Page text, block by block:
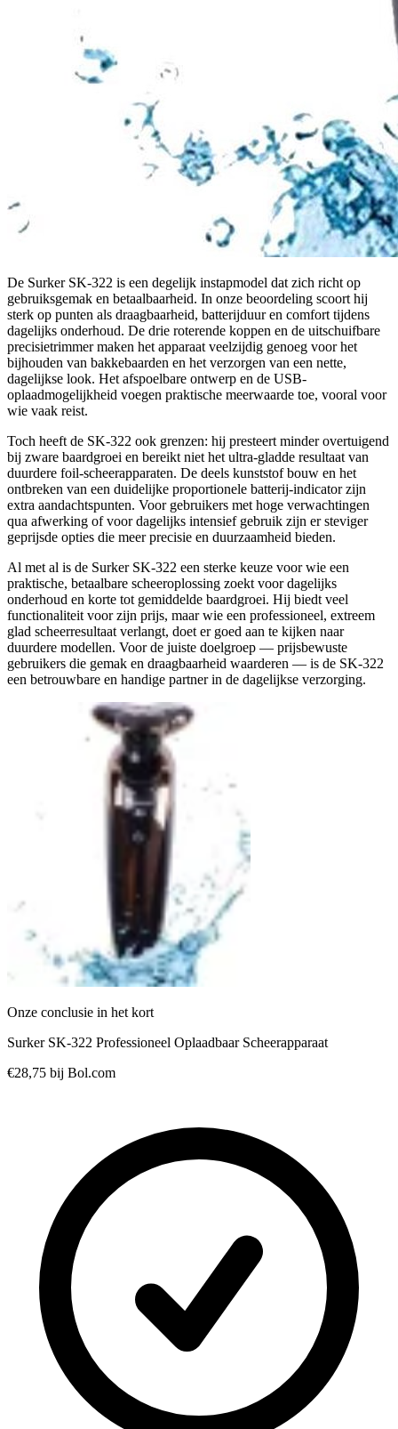
De Surker SK-322 is een degelijk instapmodel dat zich richt op
gebruiksgemak en betaalbaarheid. In onze beoordeling scoort hij
sterk op punten als draagbaarheid, batterijduur en comfort tijdens
dagelijks onderhoud. De drie roterende koppen en de uitschuifbare
precisietrimmer maken het apparaat veelzijdig genoeg voor het
bijhouden van bakkebaarden en het verzorgen van een nette,
dagelijkse look. Het afspoelbare ontwerp en de USB-
oplaadmogelijkheid voegen praktische meerwaarde toe, vooral voor
wie vaak reist.
Toch heeft de SK-322 ook grenzen: hij presteert minder overtuigend
bij zware baardgroei en bereikt niet het ultra-gladde resultaat van
duurdere foil-scheerapparaten. De deels kunststof bouw en het
ontbreken van een duidelijke proportionele batterij-indicator zijn
extra aandachtspunten. Voor gebruikers met hoge verwachtingen
qua afwerking of voor dagelijks intensief gebruik zijn er steviger
geprijsde opties die meer precisie en duurzaamheid bieden.
Al met al is de Surker SK-322 een sterke keuze voor wie een
praktische, betaalbare scheeroplossing zoekt voor dagelijks
onderhoud en korte tot gemiddelde baardgroei. Hij biedt veel
functionaliteit voor zijn prijs, maar wie een professioneel, extreem
glad scheerresultaat verlangt, doet er goed aan te kijken naar
duurdere modellen. Voor de juiste doelgroep — prijsbewuste
gebruikers die gemak en draagbaarheid waarderen — is de SK-322
een betrouwbare en handige partner in de dagelijkse verzorging.
Onze conclusie in het kort
Surker SK-322 Professioneel Oplaadbaar Scheerapparaat
€28,75 bij Bol.com